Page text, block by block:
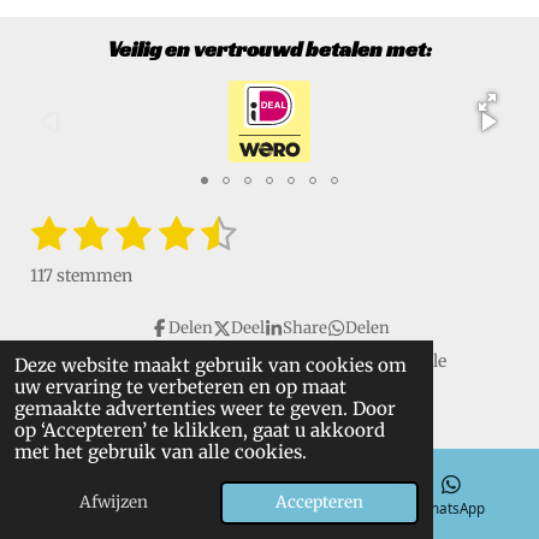
Deze website maakt gebruik van cookies om
uw ervaring te verbeteren en op maat
gemaakte advertenties weer te geven. Door
op ‘Accepteren’ te klikken, gaat u akkoord
met het gebruik van alle cookies.
Afwijzen Accepteren
Veilig en vertrouwd betalen met:
R
a
t
n
g
:
4
.
1
s
e
r
2
s
e
r
r
e
n
3
s
e
r
r
e
n
4
t
e
r
r
e
5
t
e
r
r
e
S
e
n
117 stemmen
Delen Deel Share Delen
Copyright © 2016 - 2026 VanGulikSpecialTools. Alle
rechten voorbehouden.
E-mailadres Telefoonnummer WhatsApp